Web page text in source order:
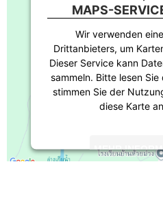
MAPS-
Wir verwenden
Drittanbieters, um
Dieser Service kann
sammeln. Bitte lesen
stimmen Sie der
diese Karte
MEHR